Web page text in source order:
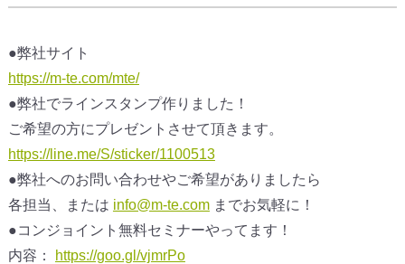
●弊社サイト
https://m-te.com/mte/
●弊社でラインスタンプ作りました！
ご希望の方にプレゼントさせて頂きます。
https://line.me/S/sticker/1100513
●弊社へのお問い合わせやご希望がありましたら
各担当、または info@m-te.comまでお気軽に！
●コンジョイント無料セミナーやってます！
内容：
https://goo.gl/vjmrPo